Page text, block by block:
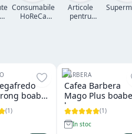
Consumabile
HoReCa
Articole
pentru
boabe
(1)
BARBERA
Cafea Barbera
Mago Plus
kg
(1)
In stoc